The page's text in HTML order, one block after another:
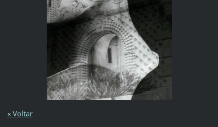
« Voltar